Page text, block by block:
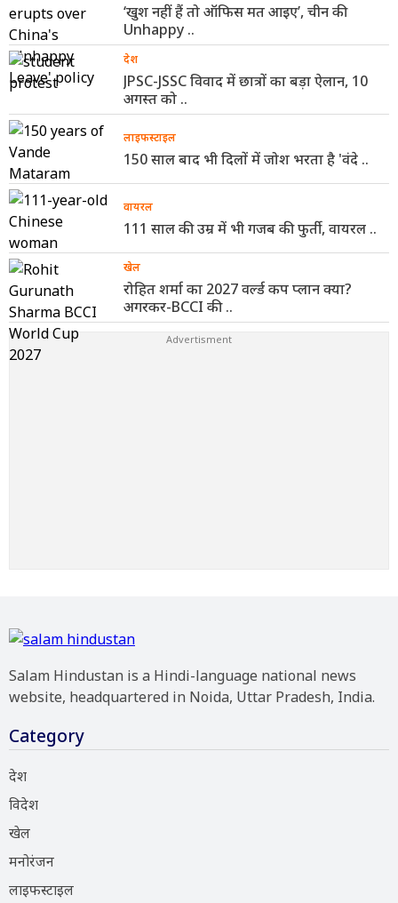
‘खुश नहीं हैं तो ऑफिस मत आइए’, चीन की
Unhappy ..
देश
JPSC-JSSC विवाद में छात्रों का बड़ा ऐलान, 10
अगस्त को ..
लाइफस्टाइल
150 साल बाद भी दिलों में जोश भरता है 'वंदे ..
वायरल
111 साल की उम्र में भी गजब की फुर्ती, वायरल ..
खेल
रोहित शर्मा का 2027 वर्ल्ड कप प्लान क्या?
अगरकर-BCCI की ..
Salam Hindustan is a Hindi-language national news
website, headquartered in Noida, Uttar Pradesh, India.
Category
देश
विदेश
खेल
मनोरंजन
लाइफस्टाइल